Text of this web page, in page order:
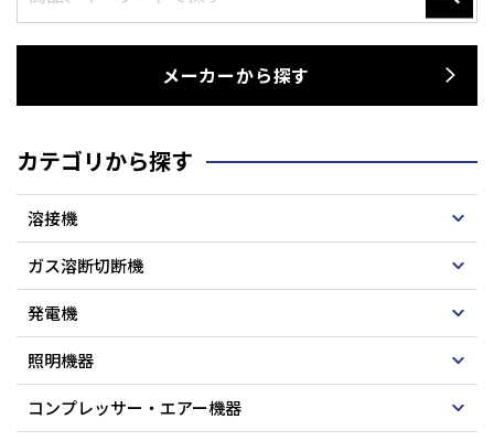
メーカーから探す
カテゴリから探す
溶接機
ガス溶断切断機
発電機
照明機器
コンプレッサー・エアー機器